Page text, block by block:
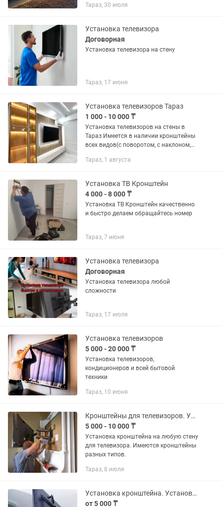
процедура очень простая, однако, вряд
Тараз, 30 июля
Установка телевизора
Договорная
Установка телевизора на стену
Тараз, 17 июня
Установка телевизоров Тараз
1 000 - 10 000 ₸
Установка телевизоров на стены в
Тараз Имеется в наличии кронштейны
всех видов(с поворотом, с наклоном,
чистоту гарантируем.
Тараз, 1 августа
Установка ТВ Кронштейн
4 000 - 8 000 ₸
Установка ТВ Кронштейн качественно
и быстро делаем обращайтесь номер
Тараз, 7 июня
Установка телевизора
Договорная
Установка телевизора любой
сложности
Тараз, 17 июля
Установка телевизоров
5 000 - 20 000 ₸
Установка телевизоров,
кондиционеров и всей бытовой
техники
Тараз, 10 июня
Кронштейны для телевизоров. Установка.
5 000 - 10 000 ₸
Установка кронштейна на любую стену
для телевизора. Имеются кронштейны
разных типов.
Тараз, 8 июля
Установка кронштейна. Установка телевизора. Кронштейн
от 5 000 ₸